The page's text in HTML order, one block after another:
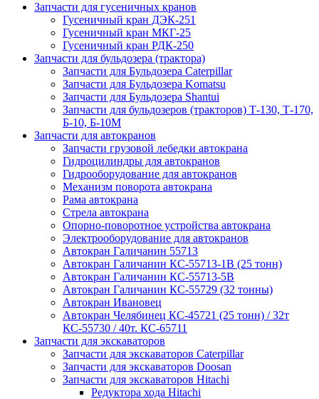
Запчасти для гусеничных кранов
Гусеничный кран ДЭК-251
Гусеничный кран МКГ-25
Гусеничный кран РДК-250
Запчасти для бульдозера (трактора)
Запчасти для Бульдозера Caterpillar
Запчасти для Бульдозера Komatsu
Запчасти для Бульдозера Shantui
Запчасти для бульдозеров (тракторов) Т-130, Т-170,
Б-10, Б-10М
Запчасти для автокранов
Запчасти грузовой лебедки автокрана
Гидроцилиндры для автокранов
Гидрооборудование для автокранов
Механизм поворота автокрана
Рама автокрана
Стрела автокрана
Опорно-поворотное устройства автокрана
Электрооборудование для автокранов
Автокран Галичанин 55713
Автокран Галичанин КС-55713-1В (25 тонн)
Автокран Галичанин КС-55713-5В
Автокран Галичанин КС-55729 (32 тонны)
Автокран Ивановец
Автокран Челябинец КС-45721 (25 тонн) / 32т
КС-55730 / 40т. КС-65711
Запчасти для экскаваторов
Запчасти для экскаваторов Caterpillar
Запчасти для экскаваторов Doosan
Запчасти для экскаваторов Hitachi
Редуктора хода Hitachi